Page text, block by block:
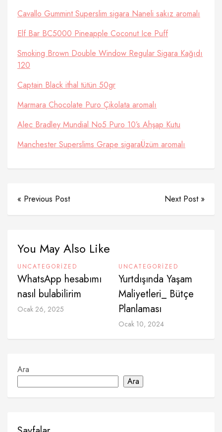
Cavallo Gummint Superslim sigara Naneli sakız aromalı
Elf Bar BC5000 Pineapple Coconut Ice Puff
Smoking Brown Double Window Regular Sigara Kağıdı
120
Captain Black ithal tütün 50gr
Marmara Chocolate Puro Çikolata aromalı
Alec Bradley Mundial No5 Puro 10’s Ahşap Kutu
Manchester Superslims Grape sigaraÜzüm aromalı
« Previous Post Next Post »
You May Also Like
UNCATEGORIZED
WhatsApp hesabımı
nasıl bulabilirim
Ocak 26, 2025
UNCATEGORIZED
Yurtdışında Yaşam
Maliyetleri_ Bütçe
Planlaması
Ocak 10, 2024
Ara
Ara